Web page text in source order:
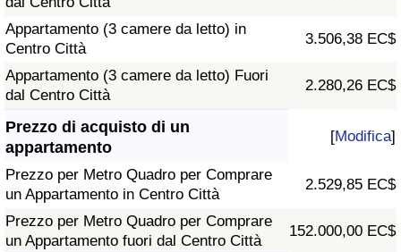
Appartamento (3 camere da letto) in
Centro Città
3.506,38 EC$
Appartamento (3 camere da letto) Fuori
dal Centro Città
2.280,26 EC$
Prezzo di acquisto di un
appartamento
[Modifica]
Prezzo per Metro Quadro per Comprare
un Appartamento in Centro Città
2.529,85 EC$
Prezzo per Metro Quadro per Comprare
un Appartamento fuori dal Centro Città
152.000,00 EC$